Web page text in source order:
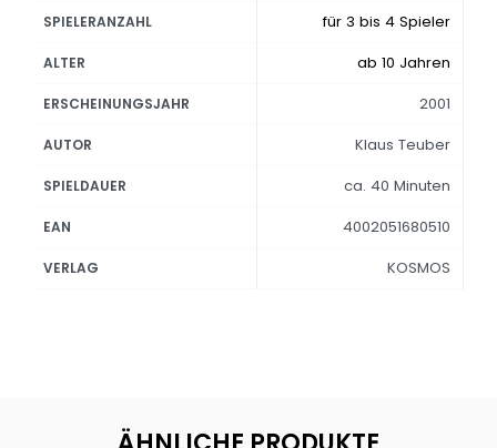
SPIELERANZAHL für 3 bis 4 Spieler
ALTER ab 10 Jahren
ERSCHEINUNGSJAHR 2001
AUTOR Klaus Teuber
SPIELDAUER ca. 40 Minuten
EAN 4002051680510
VERLAG KOSMOS